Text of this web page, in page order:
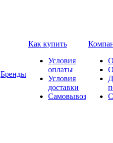
Бренды
Как купить
Условия
оплаты
Условия
доставки
Самовывоз